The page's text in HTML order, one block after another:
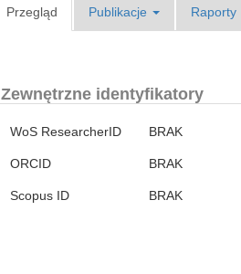
Przegląd Publikacje Raporty
Zewnętrzne identyfikatory
WoS ResearcherID BRAK
ORCID BRAK
Scopus ID BRAK